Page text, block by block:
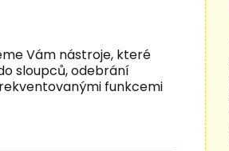
Vám nástroje, které
sloupců, odebrání
funkcemi